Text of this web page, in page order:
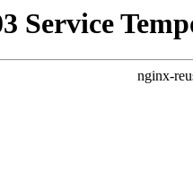
Service
nginx-